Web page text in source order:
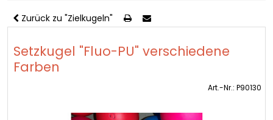
Zurück zu "Zielkugeln"
Setzkugel "Fluo-PU" verschiedene
Farben
Art.-Nr.: P90130